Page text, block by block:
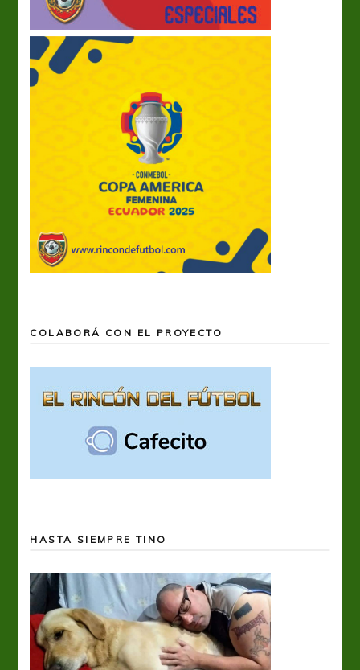
COLABORÁ CON EL PROYECTO
HASTA SIEMPRE TINO